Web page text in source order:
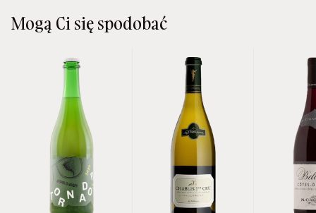
Mogą Ci się spodobać